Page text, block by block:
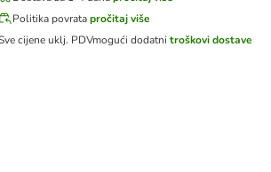
Politika povrata pročitaj više
cijene uklj. PDVmogući dodatni troškovi dostave